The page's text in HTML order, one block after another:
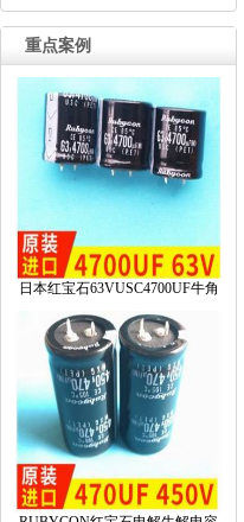
重点案例
日本红宝石63VUSC4700UF牛角